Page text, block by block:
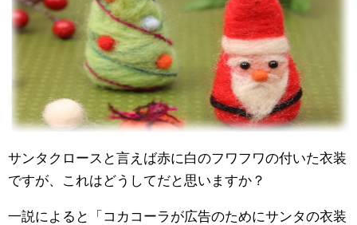
サンタクロースと言えば赤に白のフワフワの付いた衣装
ですが、これはどうしてだと思いますか？
一説によると「コカコーラが広告のためにサンタの衣装